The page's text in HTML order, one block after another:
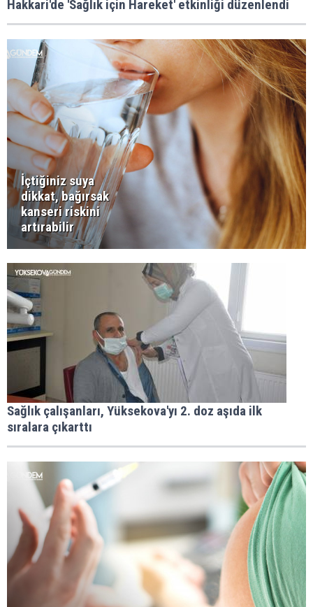
Hakkari'de 'Sağlık için Hareket' etkinliği düzenlendi
İçtiğiniz suya
dikkat, bağırsak
kanseri riskini
artırabilir
Sağlık çalışanları, Yüksekova'yı 2. doz aşıda ilk
sıralara çıkarttı